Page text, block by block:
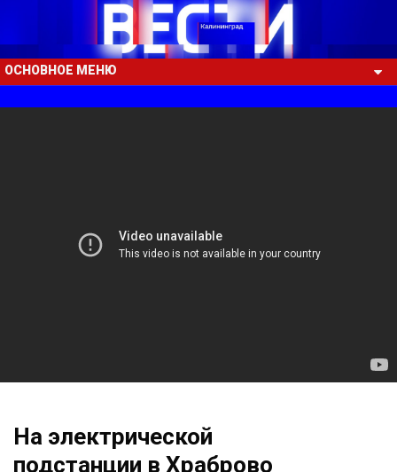
ОСНОВНОЕ МЕНЮ
На электрической
подстанции в Храброво